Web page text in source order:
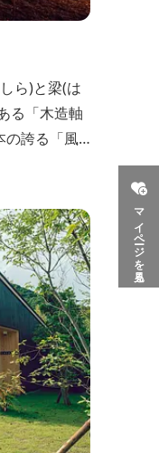
マイページを見る
る「木造軸
の誇る「風
ディテー
り洗練され